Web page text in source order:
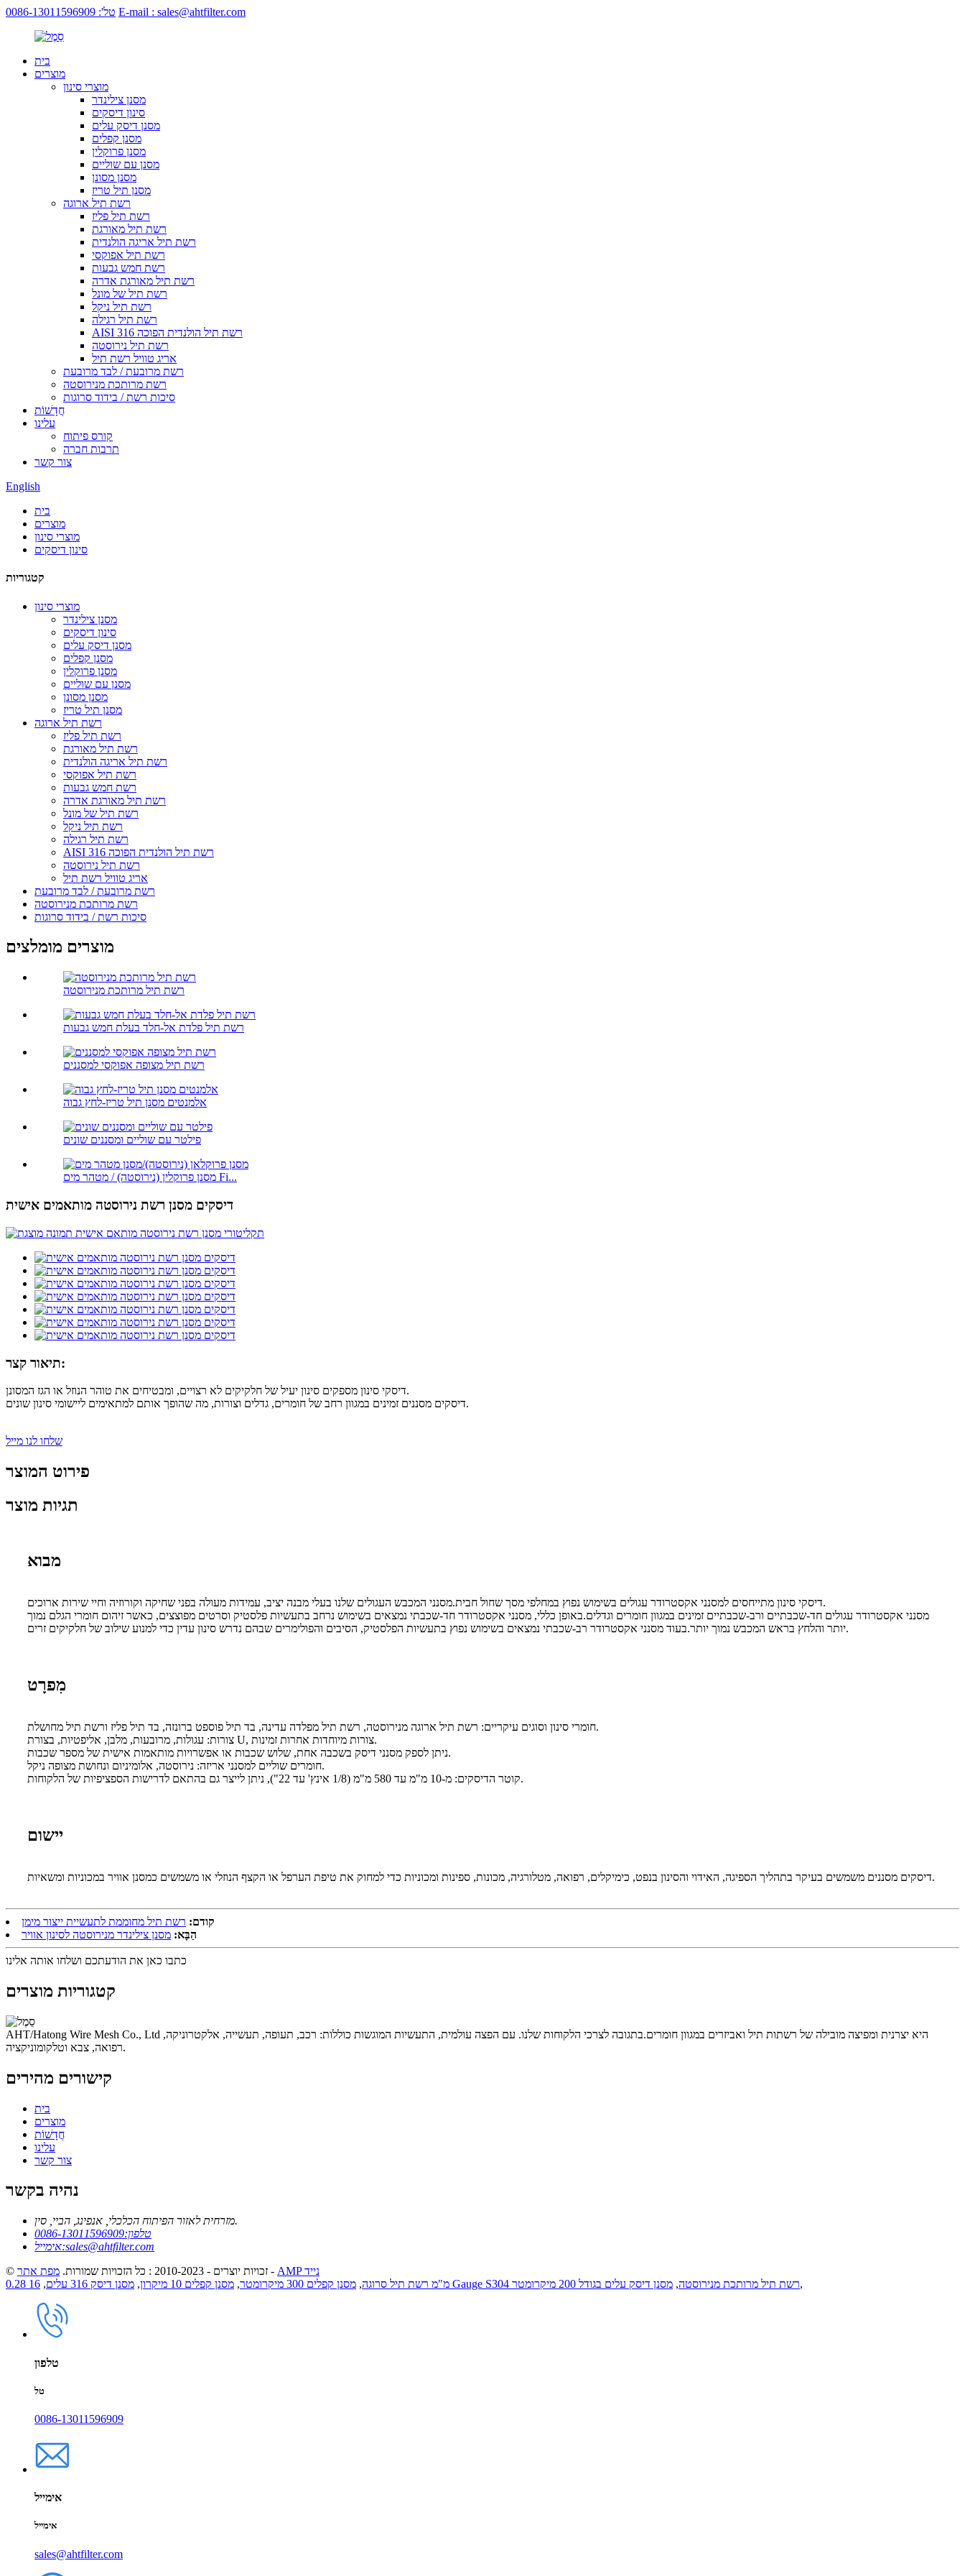
טל': 0086-13011596909 E-mail : sales@ahtfilter.com
בית
מוצרים
מוצרי סינון
מסנן צילינדר
סינון דיסקים
מסנן דיסק עלים
מסנן קפלים
מסנן פרוקלין
מסנן עם שוליים
מסנן מסונן
מסנן תיל טריז
רשת תיל ארוגה
רשת תיל פליז
רשת תיל מאורגת
רשת תיל אריגה הולנדית
רשת תיל אפוקסי
רשת חמש גבעות
רשת תיל מאורגת אדרה
רשת תיל של מונל
רשת תיל ניקל
רשת תיל רגילה
AISI 316 רשת תיל הולנדית הפוכה
רשת תיל נירוסטה
אריג טוויל רשת תיל
רשת מרובעת / לבד מרובעת
רשת מרותכת מנירוסטה
סיכות רשת / בידוד סרוגות
חֲדָשׁוֹת
עלינו
קורס פיתוח
תרבות חברה
צור קשר
English
בית
מוצרים
מוצרי סינון
סינון דיסקים
קטגוריות
מוצרי סינון
מסנן צילינדר
סינון דיסקים
מסנן דיסק עלים
מסנן קפלים
מסנן פרוקלין
מסנן עם שוליים
מסנן מסונן
מסנן תיל טריז
רשת תיל ארוגה
רשת תיל פליז
רשת תיל מאורגת
רשת תיל אריגה הולנדית
רשת תיל אפוקסי
רשת חמש גבעות
רשת תיל מאורגת אדרה
רשת תיל של מונל
רשת תיל ניקל
רשת תיל רגילה
AISI 316 רשת תיל הולנדית הפוכה
רשת תיל נירוסטה
אריג טוויל רשת תיל
רשת מרובעת / לבד מרובעת
רשת מרותכת מנירוסטה
סיכות רשת / בידוד סרוגות
מוצרים מומלצים
רשת תיל מרותכת מנירוסטה
רשת תיל פלדת אל-חלד בעלת חמש גבעות
רשת תיל מצופה אפוקסי למסננים
אלמנטים מסנן תיל טריז-לחץ גבוה
פילטר עם שוליים ומסננים שונים
מסנן פרוקלין (נירוסטה) / מטהר מים Fi...
דיסקים מסנן רשת נירוסטה מותאמים אישית
תיאור קצר:
דיסקי סינון מספקים סינון יעיל של חלקיקים לא רצויים, ומבטיחים את טוהר הנוזל או הגז המסונן.
דיסקים מסננים זמינים במגוון רחב של חומרים, גדלים וצורות, מה שהופך אותם למתאימים ליישומי סינון שונים.
שלחו לנו מייל
פירוט המוצר
תגיות מוצר
מבוא
דיסקי סינון מתייחסים למסנני אקסטרודר עגולים בשימוש נפוץ במחלפי מסך שחול חבית.מסנני המכבש העגולים שלנו בעלי מבנה יציב, עמידות מעולה בפני שחיקה וקורוזיה וחיי שירות ארוכים.
מסנני אקסטרודר עגולים חד-שכבתיים ורב-שכבתיים זמינים במגוון חומרים וגדלים.באופן כללי, מסנני אקסטרודר חד-שכבתי נמצאים בשימוש נרחב בתעשיות פלסטיק וסרטים מפוצצים, כאשר זיהום חומרי הגלם נמוך
יותר והלחץ בראש המכבש נמוך יותר.בעוד מסנני אקסטרודר רב-שכבתי נמצאים בשימוש נפוץ בתעשיות הפלסטיק, הסיבים והפולימרים שבהם נדרש סינון עדין כדי למנוע שילוב של חלקיקים זרים.
מִפרָט
חומרי סינון וסוגים עיקריים: רשת תיל ארוגה מנירוסטה, רשת תיל מפלדה עדינה, בד תיל פוספט ברונזה, בד תיל פליז ורשת תיל מחושלת.
צורות: עגולות, מרובעות, מלבן, אליפטיות, בצורת U, צורות מיוחדות אחרות זמינות.
ניתן לספק מסנני דיסק בשכבה אחת, שלוש שכבות או אפשרויות מותאמות אישית של מספר שכבות.
חומרים שוליים למסנני אריזה: נירוסטה, אלומיניום ונחושת מצופה ניקל.
קוטר הדיסקים: מ-10 מ"מ עד 580 מ"מ (1/8 אינץ' עד 22"), ניתן לייצר גם בהתאם לדרישות הספציפיות של הלקוחות.
יישום
דיסקים מסננים משמשים בעיקר בתהליך הספיגה, האידוי והסינון בנפט, כימיקלים, רפואה, מטלורגיה, מכונות, ספינות ומכוניות כדי למחוק את טיפת הערפל או הקצף הנוזלי או משמשים כמסנן אוויר במכוניות ומשאיות.
קודם: רשת תיל מחוממת לתעשיית ייצור מימן
הַבָּא: מסנן צילינדר מנירוסטה לסינון אוויר
כתבו כאן את הודעתכם ושלחו אותה אלינו
קטגוריות מוצרים
AHT/Hatong Wire Mesh Co., Ltd היא יצרנית ומפיצה מובילה של רשתות תיל ואביזרים במגוון חומרים.בתגובה לצרכי הלקוחות שלנו. עם הפצה עולמית, התעשיות המוגשות כוללות: רכב, תעופה, תעשייה, אלקטרוניקה,
רפואה, צבא וטלקומוניקציה.
קישורים מהירים
בית
מוצרים
חֲדָשׁוֹת
עלינו
צור קשר
נהיה בקשר
מזרחית לאזור הפיתוח הכלכלי, אנפינג, הביי, סין.
טלפון:0086-13011596909
אימייל:sales@ahtfilter.com
© זכויות יוצרים - 2010-2023 : כל הזכויות שמורות.
מפת אתר -
AMP נייד
0.28 מ"מ רשת תיל סרוגה, מסנן קפלים 300 מיקרומטר , מסנן קפלים 10 מיקרון , מסנן דיסק 316 עלים , 16 Gauge S304 רשת תיל מרותכת מנירוסטה, מסנן דיסק עלים בגודל 200 מיקרומטר ,
טלפון
טל
0086-13011596909
אימייל
אימייל
sales@ahtfilter.com